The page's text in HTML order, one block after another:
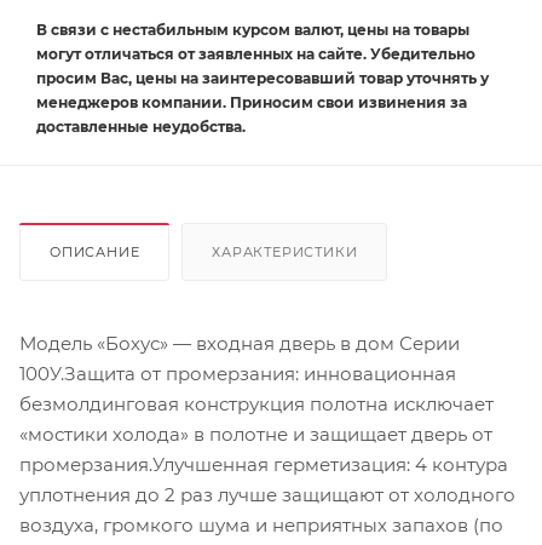
В связи с нестабильным курсом валют, цены на товары
могут отличаться от заявленных на сайте. Убедительно
просим Вас, цены на заинтересовавший товар уточнять у
менеджеров компании. Приносим свои извинения за
доставленные неудобства.
ОПИСАНИЕ ХАРАКТЕРИСТИКИ
Модель «Бохус» — входная дверь в дом Серии
100У.Защита от промерзания: инновационная
безмолдинговая конструкция полотна исключает
«мостики холода» в полотне и защищает дверь от
промерзания.Улучшенная герметизация: 4 контура
уплотнения до 2 раз лучше защищают от холодного
воздуха, громкого шума и неприятных запахов (по